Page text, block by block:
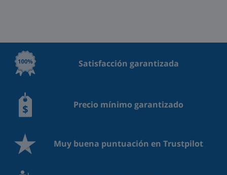
Satisfacción garantizada
Precio mínimo garantizado
Muy buena puntuación en Trustpilot